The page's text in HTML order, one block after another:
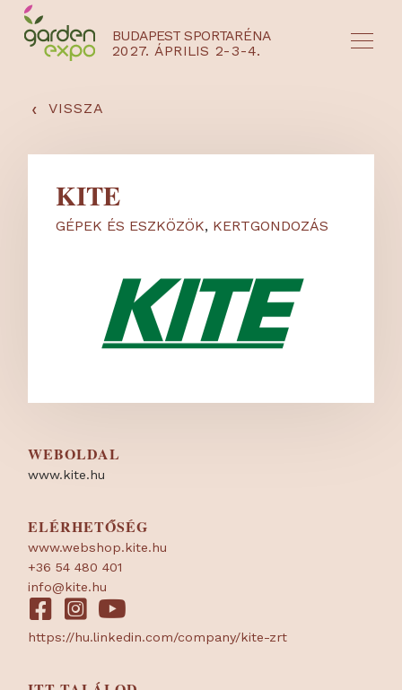
BUDAPEST SPORTARÉNA
2027. ÁPRILIS 2-3-4.
‹ VISSZA
KITE
GÉPEK ÉS ESZKÖZÖK, KERTGONDOZÁS
WEBOLDAL
www.kite.hu
ELÉRHETŐSÉG
www.webshop.kite.hu
+36 54 480 401
info@kite.hu
https://hu.linkedin.com/company/kite-zrt